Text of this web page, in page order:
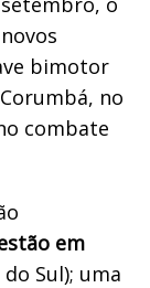
bimotor
no
combate
em
Sul); uma